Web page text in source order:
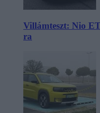
Villámteszt: Nio
ra